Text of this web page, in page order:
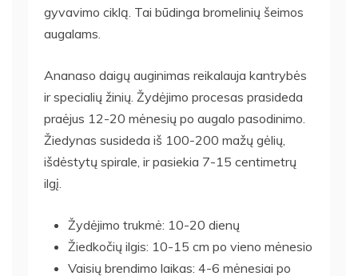
gyvavimo ciklą. Tai būdinga bromelinių šeimos
augalams.
Ananaso daigų auginimas reikalauja kantrybės
ir specialių žinių. Žydėjimo procesas prasideda
praėjus 12-20 mėnesių po augalo pasodinimo.
Žiedynas susideda iš 100-200 mažų gėlių,
išdėstytų spirale, ir pasiekia 7-15 centimetrų
ilgį.
Žydėjimo trukmė: 10-20 dienų
Žiedkočių ilgis: 10-15 cm po vieno mėnesio
Vaisių brendimo laikas: 4-6 mėnesiai po